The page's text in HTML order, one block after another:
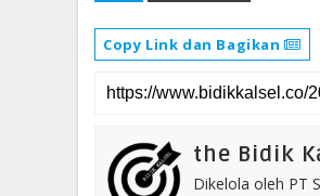
Copy Link dan Bagikan
the Bidik
Dikelola oleh PT